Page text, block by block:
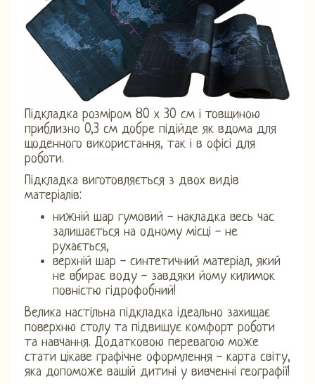
Підкладка розміром 80 х 30 см і товщиною
приблизно 0,3 см добре підійде як вдома для
щоденного використання, так і в офісі для
роботи.
Підкладка виготовляється з двох видів
матеріалів:
нижній шар гумовий - накладка весь час
залишається на одному місці - не
рухається,
верхній шар - синтетичний матеріал, який
не вбирає воду - завдяки йому килимок
повністю гідрофобний!
Велика настільна підкладка ідеально захищає
поверхню столу та підвищує комфорт роботи
та навчання. Додатковою перевагою може
стати цікаве графічне оформлення - карта світу,
яка допоможе вашій дитині у вивченні географії!